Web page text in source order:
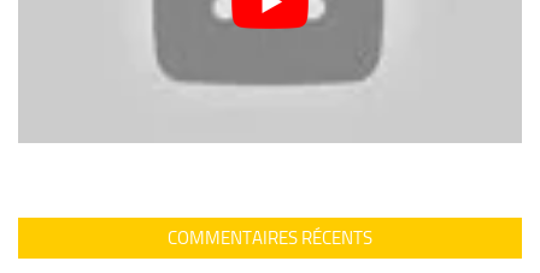
COMMENTAIRES RÉCENTS